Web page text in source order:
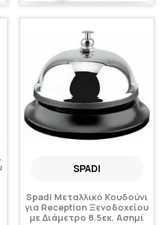
SPADI
Spadi Μεταλλικό Κουδούνι
για Reception Ξενοδοχείου
με Διάμετρο 8.5εκ. Ασημί